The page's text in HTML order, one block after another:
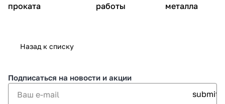
проката
работы
металла
Назад к списку
Подписаться на новости и акции